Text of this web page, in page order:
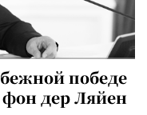
победе
дер Ляйен